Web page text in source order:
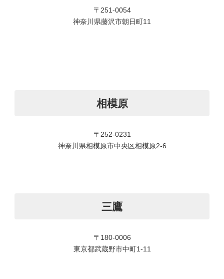
〒251-0054
神奈川県藤沢市朝日町11
相模原
〒252-0231
神奈川県相模原市中央区相模原2-6
三鷹
〒180-0006
東京都武蔵野市中町1-11